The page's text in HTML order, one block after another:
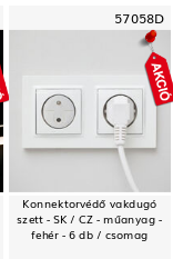
57058D
Konnektorvédő vakdugó
szett - SK / CZ - műanyag -
fehér - 6 db / csomag